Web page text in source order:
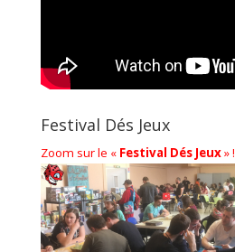
Festival Dés Jeux
Zoom sur le « Festival Dés Jeux» !